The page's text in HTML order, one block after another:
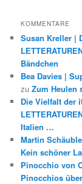
KOMMENTARE
Susan Kreller |
Bändchen
Bea Davies |
zuZum Heulen
Die Vielfalt der
Italien …
Martin
Kein schöner
Pinocchio von
Pinocchios